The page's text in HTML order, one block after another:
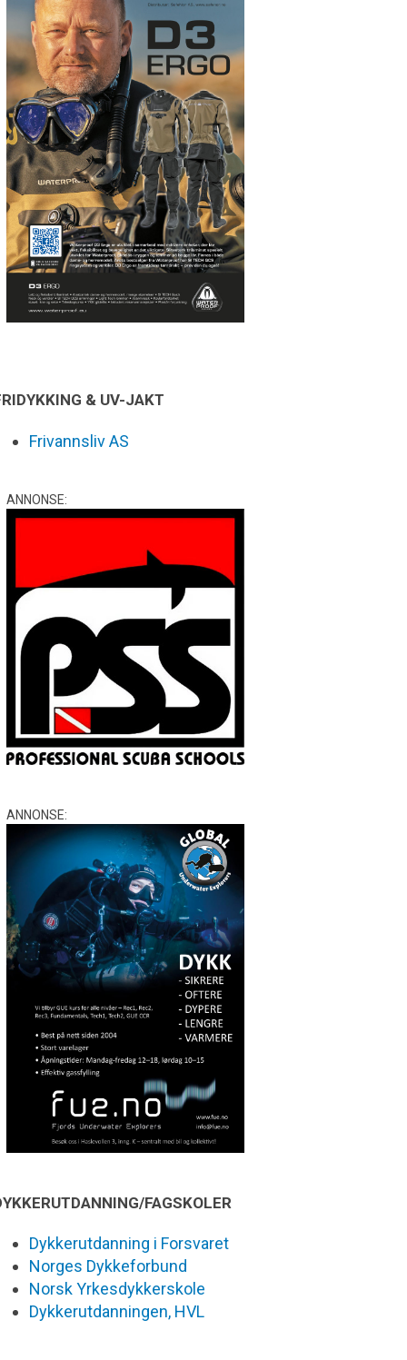
& UV-JAKT
Frivannsliv AS
ANNONSE:
ANNONSE:
FAGSKOLER
Dykkerutdanning i Forsvaret
Norges Dykkeforbund
Norsk Yrkesdykkerskole
Dykkerutdanningen, HVL